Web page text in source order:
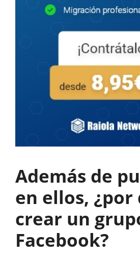
Además de
en ellos, ¿por
crear un
Facebook?